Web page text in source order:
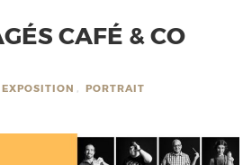
CAFÉ & CO
EXPOSITION , PORTRAIT